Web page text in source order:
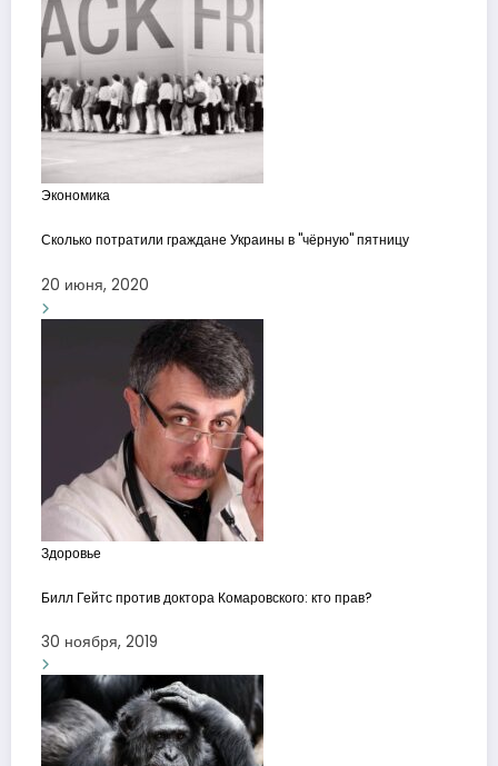
Экономика
Сколько потратили граждане Украины в "чёрную" пятницу
20 июня, 2020
Здоровье
Билл Гейтс против доктора Комаровского: кто прав?
30 ноября, 2019